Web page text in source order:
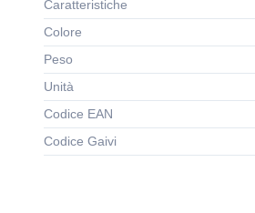
Caratteristiche
Colore
Peso
Unità
Codice EAN
Codice Gaivi